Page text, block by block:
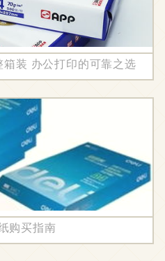
装 办公打印的可靠之选
购买指南